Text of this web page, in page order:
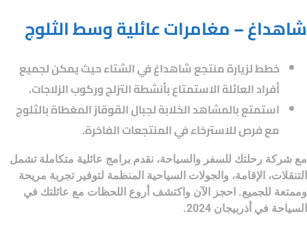
شاهداغ – مغامرات عائلية وسط الثلوج
خطط لزيارة منتجع شاهداغ في الشتاء حيث يمكن لجميع
أفراد العائلة الاستمتاع بأنشطة التزلج وركوب الزلاجات.
استمتع بالمشاهد الخلابة لجبال القوقاز المغطاة بالثلوج
مع فرص للاسترخاء في المنتجعات الفاخرة.
مع شركة رحلتك للسفر والسياحة، نقدم برامج عائلية متكاملة تشمل
التنقلات، الإقامة، والجولات السياحية المنظمة لتوفير تجربة مريحة
وممتعة للجميع. احجز الآن واكتشف أروع اللحظات مع عائلتك في
السياحة في أذربيجان 2024.